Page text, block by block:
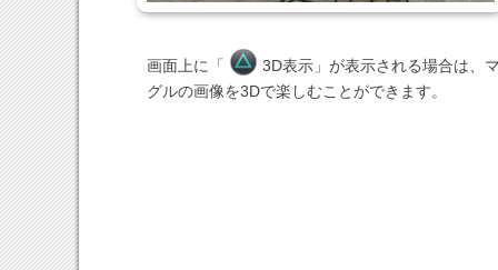
画面上に「
3D表示」が表示される場合は、
グルの画像を3Dで楽しむことができます。